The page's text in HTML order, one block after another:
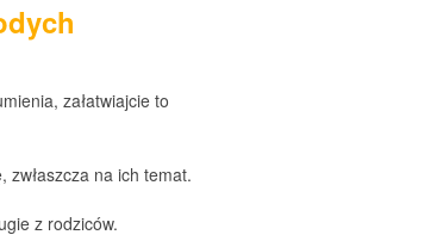
załatwiajcie to
na ich temat.
z rodziców.